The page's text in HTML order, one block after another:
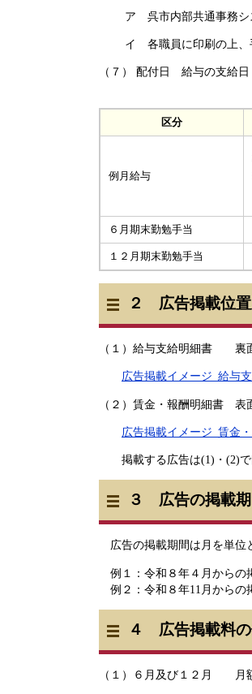
ア 呉市内部共通事務シス
イ 各職員に印刷の上、
（７） 配付日 給与の支給
区分
例月給与
６月期末勤勉手当
１２月期末勤勉手当
２ 広告掲載位
（１）給与支給明細書 裏
広告掲載イメージ_給与
（２）賃金・報酬明細書 表
広告掲載イメージ_賃金
掲載する広告は(1)・(2)で
３ 広告の掲載期
広告の掲載期間は月を単位
例１：令和８年４月からの
例２：令和８年11月からの
４ 広告掲載料
（１）６月及び１２月 月